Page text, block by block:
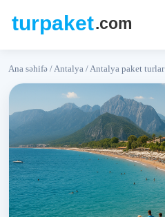
Ana səhifə /Antalya /Antalya paket turlar